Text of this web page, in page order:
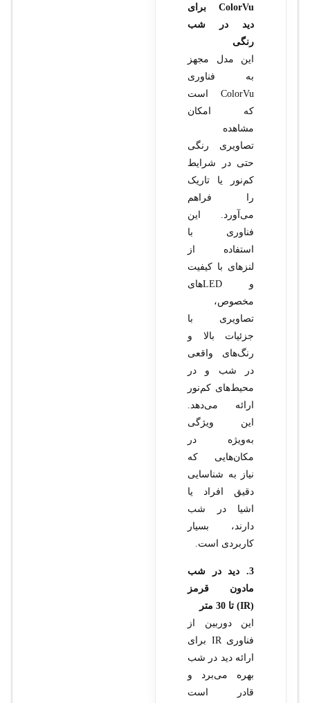
ColorVu برای
دید در شب
رنگی
این مدل مجهز
به فناوری
ColorVu است
که امکان
مشاهده
تصاویری رنگی
حتی در شرایط
کم‌نور یا تاریک
را فراهم
می‌آورد. این
فناوری با
استفاده از
لنزهای با کیفیت
و LED‌های
مخصوص،
تصاویری با
جزئیات بالا و
رنگ‌های واقعی
در شب و در
محیط‌های کم‌نور
ارائه می‌دهد.
این ویژگی
به‌ویژه در
مکان‌هایی که
نیاز به شناسایی
دقیق افراد یا
اشیا در شب
دارند، بسیار
کاربردی است.
3. دید در شب
مادون قرمز
(IR) تا 30 متر
این دوربین از
فناوری IR برای
ارائه دید در شب
بهره می‌برد و
قادر است